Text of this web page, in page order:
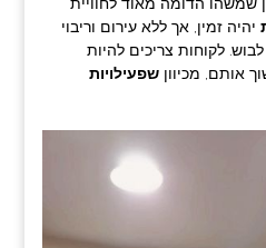
יהיה זמין, אך ללא עירום וריבוי
לבוש. לקוחות צריכים להיות
אותם, מכיוון שפעילויות